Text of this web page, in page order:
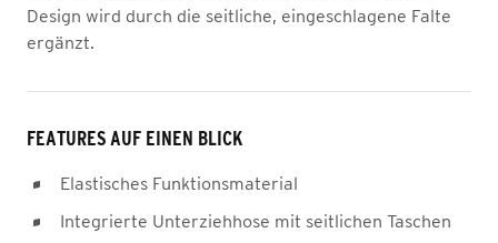
Design wird durch die seitliche, eingeschlagene Falte
ergänzt.
FEATURES AUF EINEN BLICK
Elastisches Funktionsmaterial
Integrierte Unterziehhose mit seitlichen Taschen